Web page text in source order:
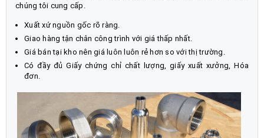
chúng tôi cung cấp.
Xuất xứ nguồn gốc rõ ràng.
Giao hàng tận chân công trình với giá thấp nhất.
Giá bán tại kho nên giá luôn luôn rẻ hơn so với thị trường.
Có đầy đủ Giấy chứng chỉ chất lượng, giấy xuất xưởng, Hóa
đơn.